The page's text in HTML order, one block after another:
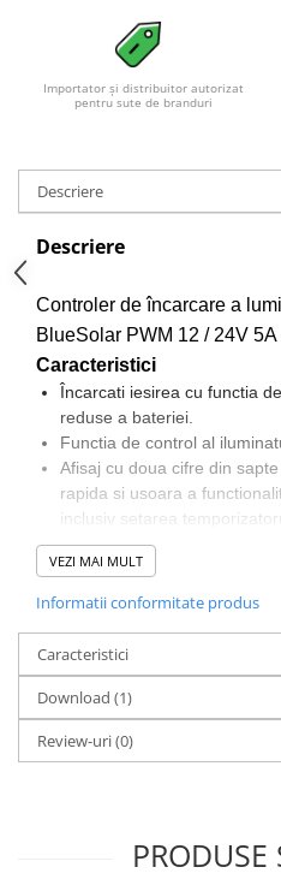
Importator și distribuitor autorizat
pentru sute de branduri
Descriere
Descriere
Controler de încarcare a
BlueSolar PWM 12 / 24V 5A
Caracteristici
Încarcati iesirea cu functia
reduse a bateriei.
Functia de control al
Afisaj cu doua cifre din
rapida si usoara a
inclusiv setarea
Încarcare în trei trepte a
plutitoare), nu este
Iesire de încarcare
Protejat împotriva conexiunii
Optiuni de sincronizare zi /
pentru detalii
VEZI MAI MULT
Informatii conformitate produs
Caracteristici
Download (1)
Review-uri(0)
PRODUSE